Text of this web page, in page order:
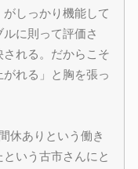
しっかり機能して
に則って評価さ
れる。だからこそ
がれる」と胸を張っ
休ありという働き
いう古市さんにと